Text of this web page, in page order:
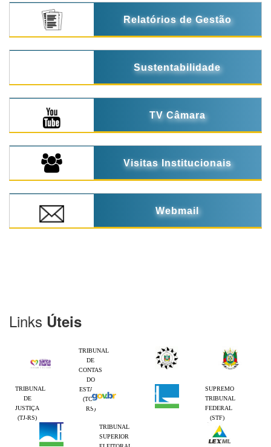
Relatórios de Gestão
Sustentabilidade
TV Câmara
Visitas Institucionais
Webmail
Links Úteis
TRIBUNAL
DE
CONTAS
DO
ESTADO
(TCE-
RS)
TRIBUNAL
DE
JUSTIÇA
(TJ-RS)
SUPREMO
TRIBUNAL
FEDERAL
(STF)
TRIBUNAL
SUPERIOR